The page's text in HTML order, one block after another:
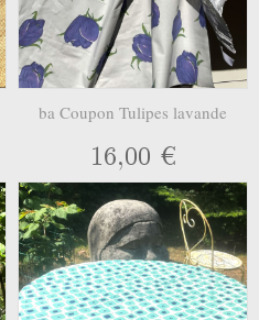
ba Coupon Tulipes lavande
16,00 €